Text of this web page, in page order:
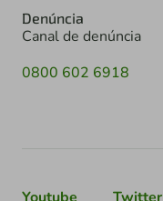
Denúncia
Canal de denúncia
0800 602 6918